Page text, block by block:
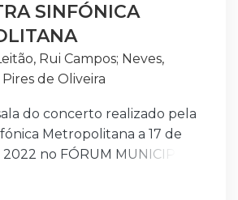
SINFÓNICA
Rui Campos; Neves,
de Oliveira
do concerto realizado pela
Metropolitana a 17 de
no FÓRUM MUNICIPAL
SETÚBAL no âmbito da